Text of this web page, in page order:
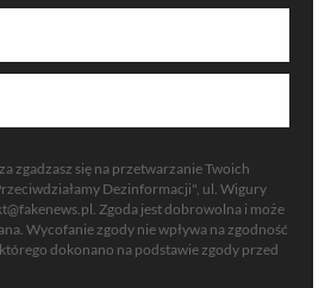
zgadzasz się na przetwarzanie Twoich
Dezinformacji", ul. Wigury
. Zgoda jest dobrowolna i może
Wycofanie zgody nie wpływa na zgodność
dokonano na podstawie zgody przed